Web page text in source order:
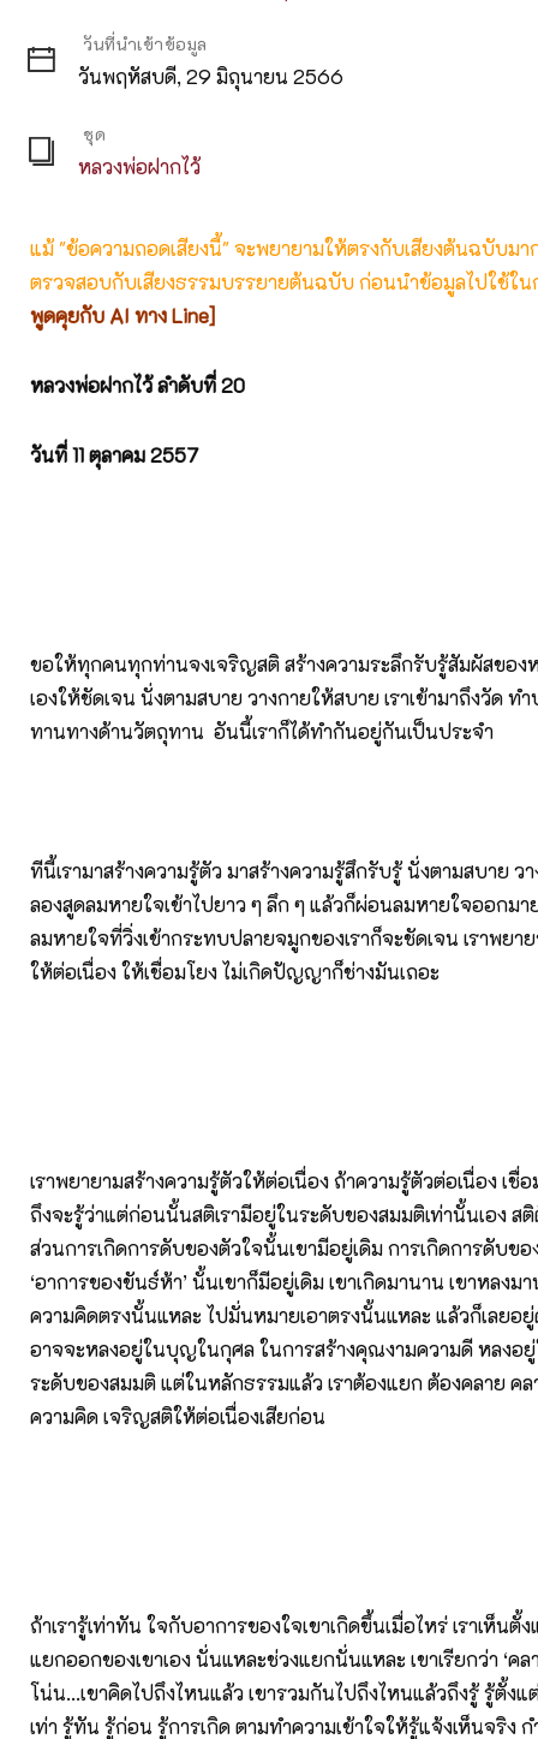
วันที่นำเข้าข้อมูล
วันพฤหัสบดี, 29 มิถุนายน 2566
ชุด
หลวงพ่อฝากไว้
แม้ "ข้อความถอดเสียงนี้" จะพยายามให้ตรงกับเสียงต้นฉบับม
ตรวจสอบกับเสียงธรรมบรรยายต้นฉบับ ก่อนนำข้อมูลไปใช้ใน
พูดคุยกับ AI ทาง Line]
หลวงพ่อฝากไว้ ลำดับที่ 20
วันที่ 11ตุลาคม 2557
ขอให้ทุกคนทุกท่านจงเจริญสติ สร้างความระลึกรับรู้สัมผัสของห
เองให้ชัดเจน นั่งตามสบาย วางกายให้สบาย เราเข้ามาถึงวัด
ทานทางด้านวัตถุทาน อันนี้เราก็ได้ทำกันอยู่กันเป็นประจำ
ทีนี้เรามาสร้างความรู้ตัว มาสร้างความรู้สึกรับรู้ นั่งตามสบาย ว
ลองสูดลมหายใจเข้าไปยาว ๆ ลึก ๆ แล้วก็ผ่อนลมหายใจออกมา
ลมหายใจที่วิ่งเข้ากระทบปลายจมูกของเราก็จะชัดเจน เราพยา
ให้ต่อเนื่อง ให้เชื่อมโยง ไม่เกิดปัญญาก็ช่างมันเถอะ
เราพยายามสร้างความรู้ตัวให้ต่อเนื่อง ถ้าความรู้ตัวต่อเนื่อง เชื่อ
ถึงจะรู้ว่าแต่ก่อนนั้นสติเรามีอยู่ในระดับของสมมติเท่านั้นเอง ส
ส่วนการเกิดการดับของตัวใจนั้นเขามีอยู่เดิม การเกิดการดับข
‘อาการของขันธ์ห้า’ นั้นเขาก็มีอยู่เดิม เขาเกิดมานาน เขาหลงมา
ความคิดตรงนั้นแหละ ไปมั่นหมายเอาตรงนั้นแหละ แล้วก็เลยอ
อาจจะหลงอยู่ในบุญในกุศล ในการสร้างคุณงามความดี หลงอ
ระดับของสมมติ แต่ในหลักธรรมแล้ว เราต้องแยก ต้องคลาย ค
ความคิด เจริญสติให้ต่อเนื่องเสียก่อน
ถ้าเรารู้เท่าทัน ใจกับอาการของใจเขาเกิดขึ้นเมื่อไหร่ เราเห็นตั้
แยกออกของเขาเอง นั่นแหละช่วงแยกนั่นแหละ เขาเรียกว่า ‘คล
โน่น...เขาคิดไปถึงไหนแล้ว เขารวมกันไปถึงไหนแล้วถึงรู้ รู้ตั้งแ
เท่า รู้ทัน รู้ก่อน รู้การเกิด ตามทำความเข้าใจให้รู้แจ้งเห็นจริง ก